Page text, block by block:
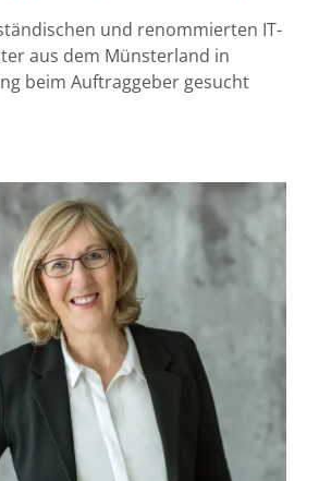
und renommierten IT-
aus dem Münsterland in
beim Auftraggeber gesucht